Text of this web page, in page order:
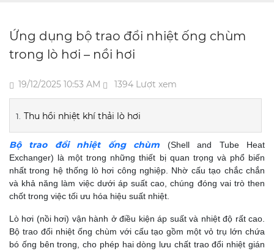
Ứng dụng bộ trao đổi nhiệt ống chùm
trong lò hơi – nồi hơi
19/12/2025 10:53 AM 1394 Lượt xem
Thu hồi nhiệt khí thải lò hơi
Bộ trao đổi nhiệt ống chùm (Shell and Tube Heat
Exchanger) là một trong những thiết bị quan trọng và phổ biến
nhất trong hệ thống lò hơi công nghiệp. Nhờ cấu tạo chắc chắn
và khả năng làm việc dưới áp suất cao, chúng đóng vai trò then
chốt trong việc tối ưu hóa hiệu suất nhiệt.
Lò hơi (nồi hơi) vận hành ở điều kiện áp suất và nhiệt độ rất cao.
Bộ trao đổi nhiệt ống chùm với cấu tạo gồm một vỏ trụ lớn chứa
bó ống bên trong, cho phép hai dòng lưu chất trao đổi nhiệt gián